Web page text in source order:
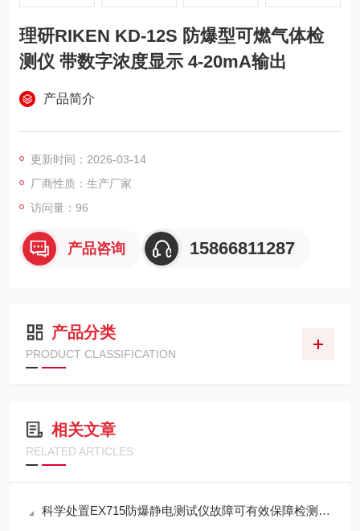
理研RIKEN KD-12S 防爆型可燃气体检
测仪 带数字浓度显示 4-20mA输出
产品简介
更新时间：2026-03-14
厂商性质：生产厂家
访问量：96
产品咨询 15866811287
产品分类
PRODUCT CLASSIFICATION
相关文章
RELATED ARTICLES
科学处置EX715防爆静电测试仪故障可有效保障检测工作正常开展